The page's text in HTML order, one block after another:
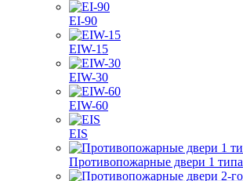
EI-90
EIW-15
EIW-30
EIW-60
EIS
Противопожарные двери 1 типа